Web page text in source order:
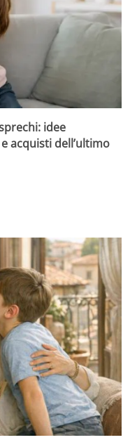
idee
acquisti dell’ultimo